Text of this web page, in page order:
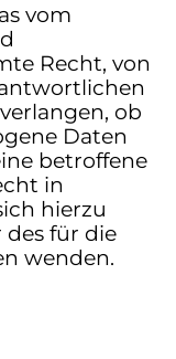
vom
Recht, von
ob
Daten
betroffene
in
hierzu
für die
wenden.